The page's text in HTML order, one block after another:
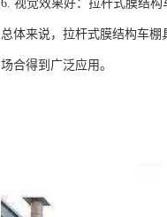
6. 视觉效果好：拉杆式膜结
总体来说，拉杆式膜结构车
场合得到广泛应用。